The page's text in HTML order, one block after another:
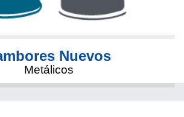
Nuevos
Metálicos